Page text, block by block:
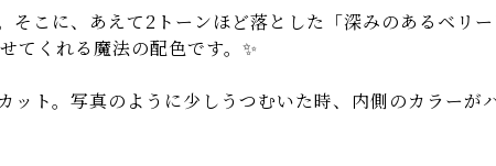
こに、あえて2トーンほど落とした「深みのあるベリ
てくれる魔法の配色です。✨
ト。写真のように少しうつむいた時、内側のカラーが